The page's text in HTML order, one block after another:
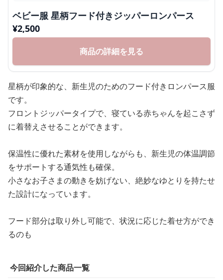
ベビー服 星柄フード付きジッパーロンパース
¥2,500
商品の詳細を見る
星柄が印象的な、新生児のためのフード付きロンパース服
です。
フロントジッパータイプで、寝ている赤ちゃんを起こさず
に着替えさせることができます。
保温性に優れた素材を使用しながらも、新生児の体温調節
をサポートする通気性も確保。
小さなお子さまの動きを妨げない、絶妙なゆとりを持たせ
た設計になっています。
フード部分は取り外し可能で、状況に応じた着せ方ができ
るのも
今回紹介した商品一覧